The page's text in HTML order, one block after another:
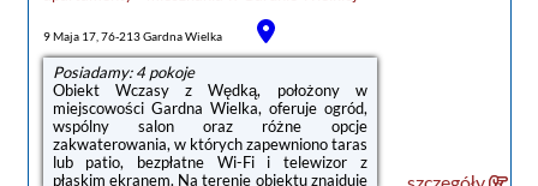
noclegi Gardna Wielka
9 Maja 17, 76-213 Gardna Wielka
Posiadamy: 4 pokoje
Obiekt Wczasy z Wędką, położony w
miejscowości Gardna Wielka, oferuje ogród,
wspólny salon oraz różne opcje
zakwaterowania, w których zapewniono taras
lub patio, bezpłatne Wi-Fi i telewizor z
płaskim ekranem. Na terenie obiektu znajduje